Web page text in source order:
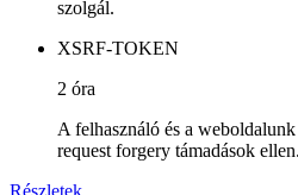
szolgál.
XSRF-TOKEN
2 óra
A felhasználó és a
request forgery támadások ellen.